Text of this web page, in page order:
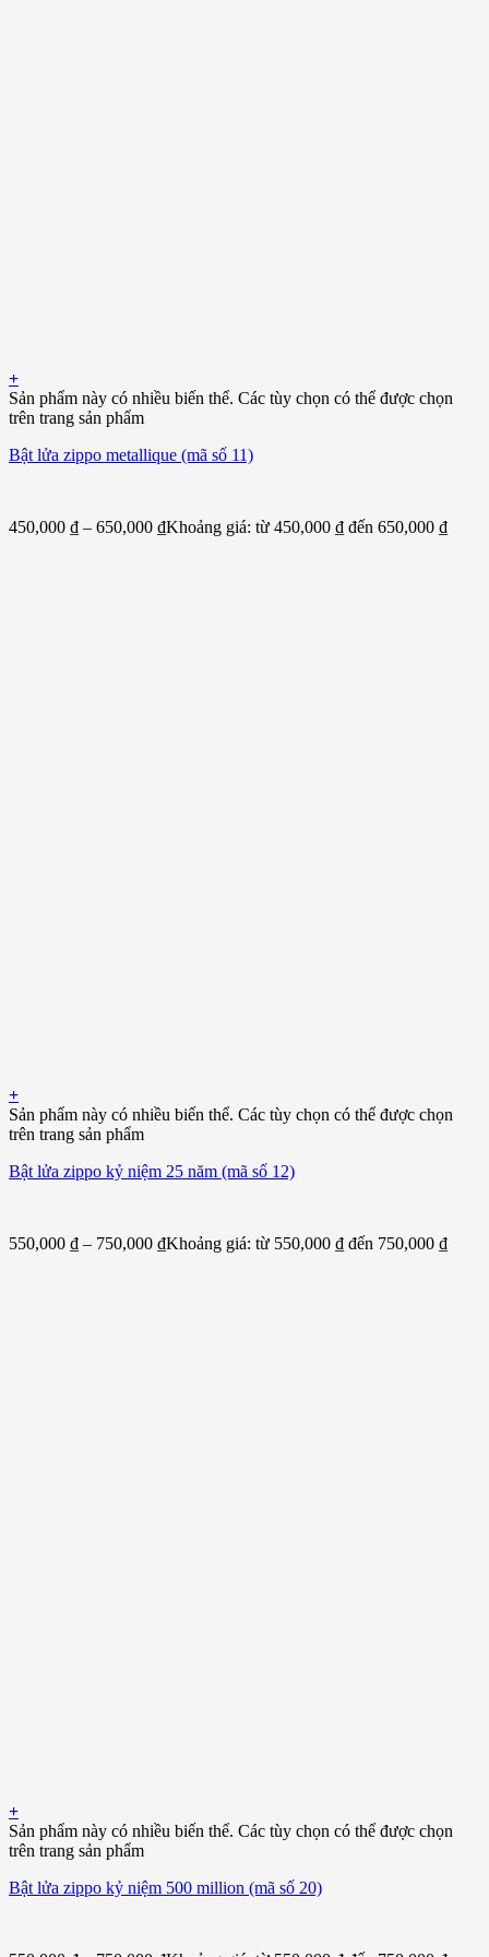
+
Sản phẩm này có nhiều biến thể. Các tùy chọn có thể được chọn
trên trang sản phẩm
Bật lửa zippo metallique (mã số 11)
450,000 ₫ – 650,000 ₫Khoảng giá: từ 450,000 ₫ đến 650,000 ₫
+
Sản phẩm này có nhiều biến thể. Các tùy chọn có thể được chọn
trên trang sản phẩm
Bật lửa zippo kỷ niệm 25 năm (mã số 12)
550,000 ₫ – 750,000 ₫Khoảng giá: từ 550,000 ₫ đến 750,000 ₫
+
Sản phẩm này có nhiều biến thể. Các tùy chọn có thể được chọn
trên trang sản phẩm
Bật lửa zippo kỷ niệm 500 million (mã số 20)